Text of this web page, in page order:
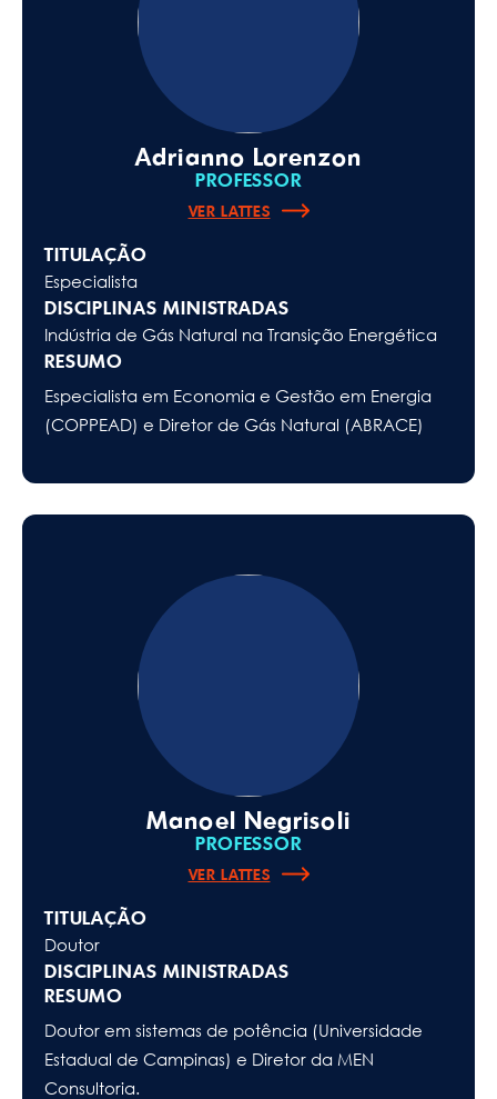
Adrianno Lorenzon
PROFESSOR
VER LATTES
TITULAÇÃO
Especialista
DISCIPLINAS MINISTRADAS
Indústria de Gás Natural na Transição Energética
RESUMO
Especialista em Economia e Gestão em Energia
(COPPEAD) e Diretor de Gás Natural (ABRACE)
Manoel Negrisoli
PROFESSOR
VER LATTES
TITULAÇÃO
Doutor
DISCIPLINAS MINISTRADAS
RESUMO
Doutor em sistemas de potência (Universidade
Estadual de Campinas) e Diretor da MEN
Consultoria.